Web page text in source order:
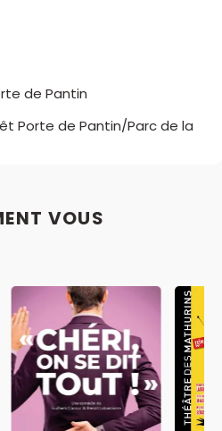
de Pantin
Porte de Pantin/Parc de la
VOUS